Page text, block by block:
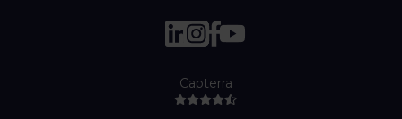
Capterra